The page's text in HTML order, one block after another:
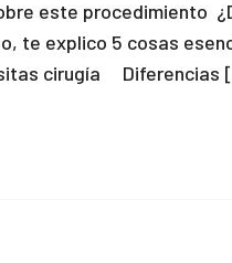
este procedimiento
te explico 5 cosas
cirugía Diferencias